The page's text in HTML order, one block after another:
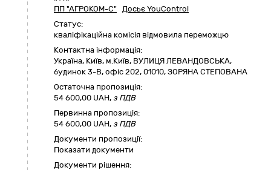
ПП "АГРОКОМ-С" Досьє YouControl
Статус:
кваліфікаційна комісія відмовила переможцю
Контактна інформація:
Україна, Київ, м.Київ, ВУЛИЦЯ ЛЕВАНДОВСЬКА,
будинок 3-В, офіс 202, 01010, ЗОРЯНА СТЕПОВАНА
Остаточна пропозиція:
54 600,00 UAH, з ПДВ
Первинна пропозиція:
54 600,00 UAH, з ПДВ
Документи пропозиції:
Показати документи
Документи рішення: